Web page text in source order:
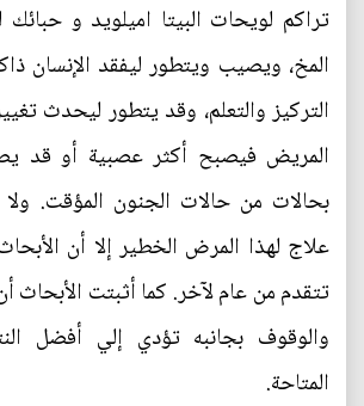
تراكم لويحات البيتا اميلويد و
المخ، ويصيب ويتطور ليفقد الإنسان
التركيز والتعلم، وقد يتطور ليحدث
المريض فيصبح أكثر عصبية أو قد
بحالات من حالات الجنون المؤقت.
علاج لهذا المرض الخطير إلا أن
تتقدم من عام لآخر. كما أثبتت الأبحاث
والوقوف بجانبه تؤدي إلي أفضل
المتاحة.